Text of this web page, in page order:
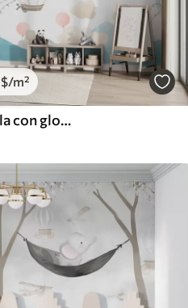
$/m²
Diseño infantil en acuarela con globos